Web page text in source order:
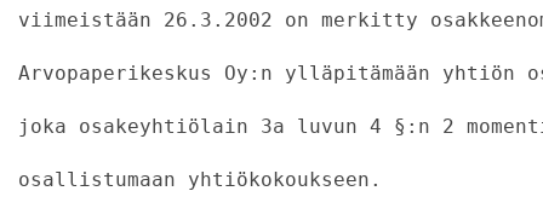
viimeistään 26.3.2002 on merkitty
Arvopaperikeskus Oy:n ylläpitämään yhtiön
joka osakeyhtiölain 3a luvun 4 §:n 2
osallistumaan yhtiökokoukseen.